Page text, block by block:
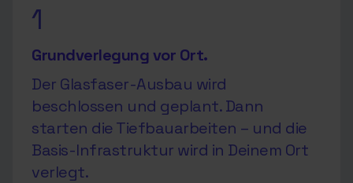
1
Grundverlegung vor Ort.
Der Glasfaser-Ausbau wird
beschlossen und geplant. Dann
starten die Tiefbauarbeiten – und die
Basis-Infrastruktur wird in Deinem Ort
verlegt.